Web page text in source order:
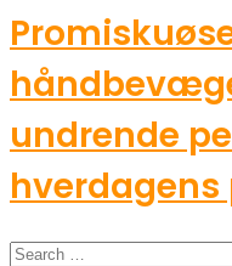
undrende
Search